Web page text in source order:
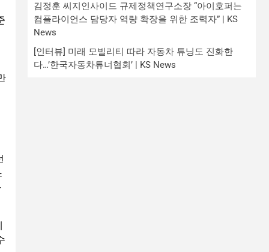
김정훈 씨지인사이드 규제정책연구소장 “아이호퍼는
컴플라이언스 담당자 역량 확장을 위한 조력자” | KS
News
[인터뷰] 미래 모빌리티 따라 자동차 튜닝도 진화한
다…’한국자동차튜너협회’ | KS News